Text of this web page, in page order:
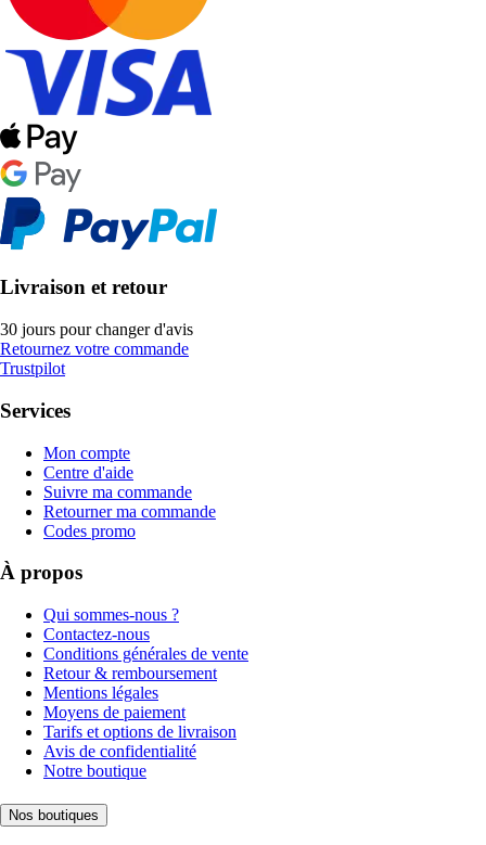
Livraison et retour
30 jours pour changer d'avis
Retournez votre commande
Trustpilot
Services
Mon compte
Centre d'aide
Suivre ma commande
Retourner ma commande
Codes promo
À propos
Qui sommes-nous ?
Contactez-nous
Conditions générales de vente
Retour & remboursement
Mentions légales
Moyens de paiement
Tarifs et options de livraison
Avis de confidentialité
Notre boutique
Nos boutiques